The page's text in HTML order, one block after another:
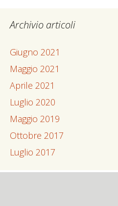
Archivio articoli
Giugno 2021
Maggio 2021
Aprile 2021
Luglio 2020
Maggio 2019
Ottobre 2017
Luglio 2017